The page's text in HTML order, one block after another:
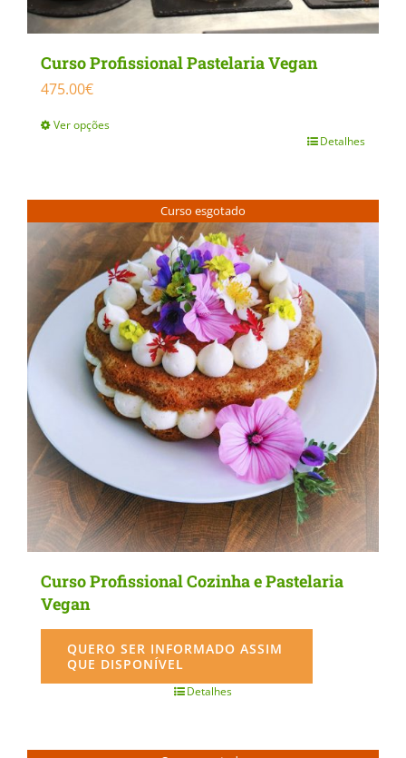
Curso Profissional Pastelaria Vegan
475.00€
Ver opções
has
multiple
variants.
The
options
chosen
on
the
product
page
Detalhes
Curso esgotado
Curso Profissional Cozinha e Pastelaria
Vegan
QUERO SER INFORMADO ASSIM
QUE DISPONÍVEL
Detalhes